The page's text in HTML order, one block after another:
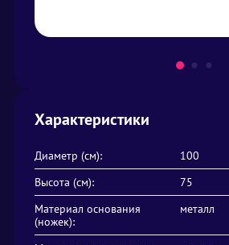
Характеристики
Диаметр (см):
100
Высота (см):
75
Материал основания
(ножек):
металл